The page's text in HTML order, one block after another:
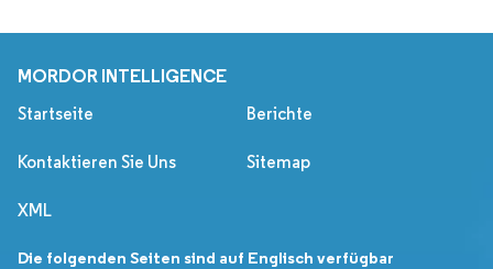
MORDOR INTELLIGENCE
Startseite Berichte
Kontaktieren Sie Uns Sitemap
XML
Die folgenden Seiten sind auf Englisch verfügbar